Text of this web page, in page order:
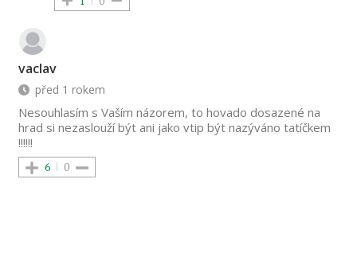
vaclav
před 1 rokem
Nesouhlasím s Vaším názorem, to hovado dosazené na
hrad si nezaslouží být ani jako vtip být nazýváno tatíčkem
!!!!!!
6 0